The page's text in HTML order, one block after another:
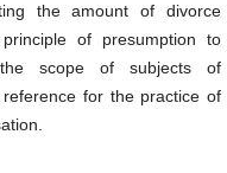
the amount of divorce
of presumption to
scope of subjects of
for the practice of